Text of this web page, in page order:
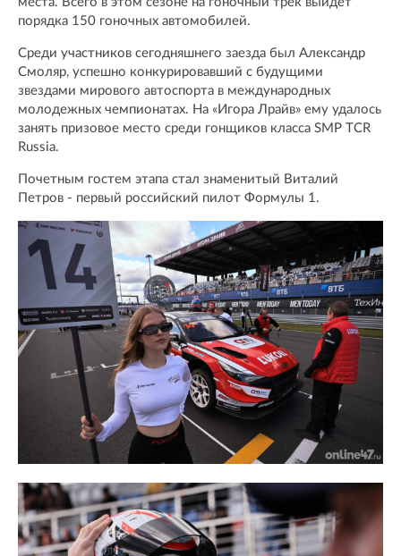
порядка 150 гоночных автомобилей.
Среди участников сегодняшнего заезда был Александр
Смоляр, успешно конкурировавший с будущими
звездами мирового автоспорта в международных
молодежных чемпионатах. На «Игора Лрайв» ему удалось
занять призовое место среди гонщиков класса SMP TCR
Russia.
Почетным гостем этапа стал знаменитый Виталий
Петров - первый российский пилот Формулы 1.